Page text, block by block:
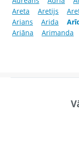
Areta
Aretijs
Arians
Arida
Ariāna
Arimanda